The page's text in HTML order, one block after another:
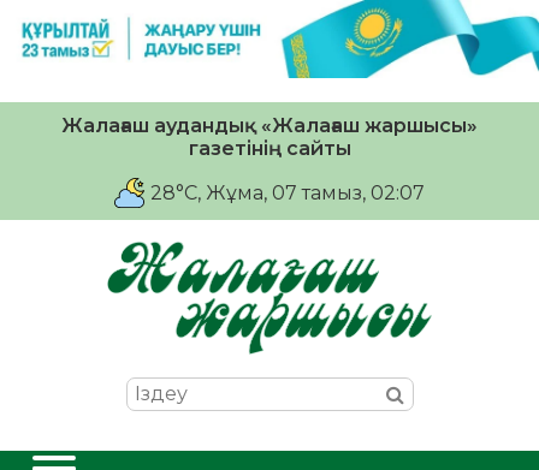
Жалағаш аудандық «Жалағаш жаршысы»
газетінің сайты
28°C, Жұма, 07 тамыз, 02:07